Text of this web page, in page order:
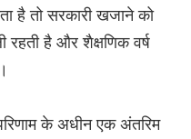
है तो सरकारी खजाने को
रहती है और शैक्षणिक वर्ष
के अधीन एक अंतरिम